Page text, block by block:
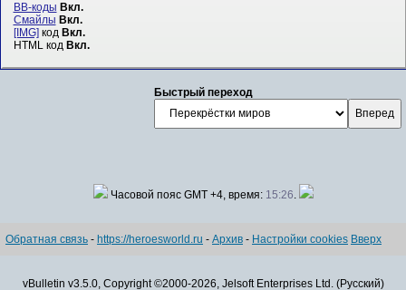
BB-коды Вкл.
Смайлы Вкл.
[IMG] код Вкл.
HTML код Вкл.
Быстрый переход
Часовой пояс GMT +4, время: 15:26
Обратная связь - https://heroesworld.ru - Архив - Настройки cookies Вверх
vBulletin v3.5.0, Copyright ©2000-2026, Jelsoft Enterprises Ltd. (Русский)